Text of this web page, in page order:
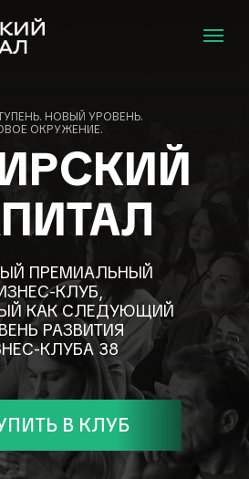
ПРЕМИАЛЬНЫЙ
КЛУБ,
КАК СЛЕДУЮЩИЙ
РАЗВИТИЯ
КЛУБА 38
НОВЫЙ УРОВЕНЬ.
ОКРУЖЕНИЕ.
В КЛУБ